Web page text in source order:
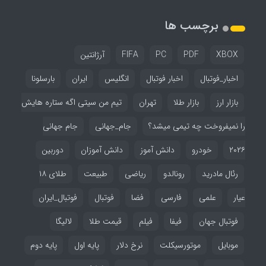
برچسب ها
FIFA PC PDF XBOX
آرژانتین
اخبار_فوتبال
اخبار فوتبال انگلیس ایران
بارسلونا
بازار ارز
بازار طلا تهران
تیم من سیتی اگه ستاره هایش
را نمیفروخت چه تیمی میشد؟
جام_جهانی
جام جهانی
۲۰۲۶
خودرو دانش آموز دانش آموزان
دوربین
رئال مادرید
رونالدو ریاضی طبیعت
طلای ۱۸
عیار
علمی فارسی فضا فوتبال
فوتبال_ایران
فوتبال جهان
فیفا فیلم قیمت طلا
لالیگا
موبایل
موتورسیکلت نرخ دلار پایه اول
پایه دوم